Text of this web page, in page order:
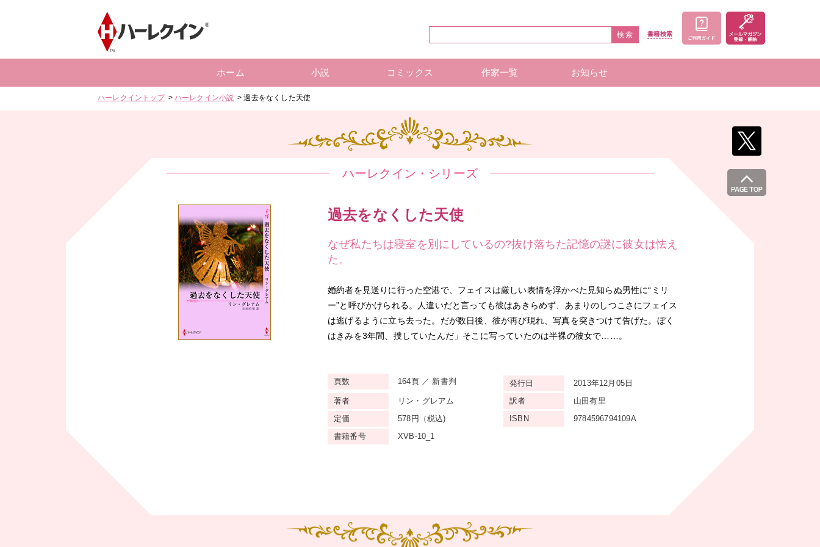
検索 書籍検索
ホーム 小説 コミックス 作家一覧 お知らせ
ハーレクイントップ ハーレクイン小説 過去をなくした天使
ハーレクイン・シリーズ
過去をなくした天使
なぜ私たちは寝室を別にしているの?抜け落ちた記憶の謎に彼女は怯え
た。
婚約者を見送りに行った空港で、フェイスは厳しい表情を浮かべた見知らぬ男性に“ミリ
ー”と呼びかけられる。人違いだと言っても彼はあきらめず、あまりのしつこさにフェイス
は逃げるように立ち去った。だが数日後、彼が再び現れ、写真を突きつけて告げた。ぼく
はきみを3年間、捜していたんだ」そこに写っていたのは半裸の彼女で……。
頁数 164頁 ／ 新書判 発行日
2013年12月05日
著者
リン・グレアム 訳者
山田有里
定価
578円（税込) ISBN
9784596794109A
書籍番号
XVB-10_1